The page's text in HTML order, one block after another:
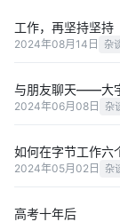
工作，再坚持坚持
2024年08月14日 杂
与朋友聊天——大
2024年06月08日 杂
如何在字节工作六
2024年05月02日 杂
高考十年后